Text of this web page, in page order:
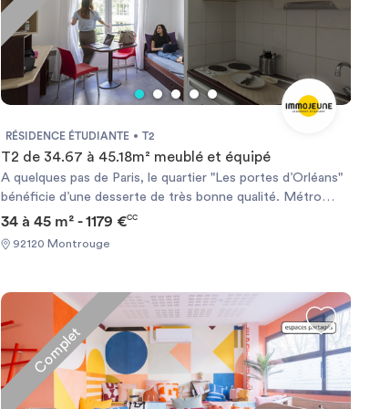
RÉSIDENCE ÉTUDIANTE T2
T2 de 34.67 à 45.18m² meublé et équipé
A quelques pas de Paris, le quartier "Les portes d’Orléans"
bénéficie d’une desserte de très bonne qualité. Métro
ligne 4 station Mairie de Montrouge et Tram T3a station
Montrouge. À moins de 20 mn en métro de Saint-Michel.
Marché Théophile Gautier au pied de la résidence les
chaude individuels.
34 à 45 m² - 1179 €CC
92120 Montrouge
Complet